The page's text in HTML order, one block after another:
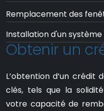
Remplacement des
Installation d'un
Obtenir un
L’obtention d’un crédit
clés, tels que la
votre capacité de